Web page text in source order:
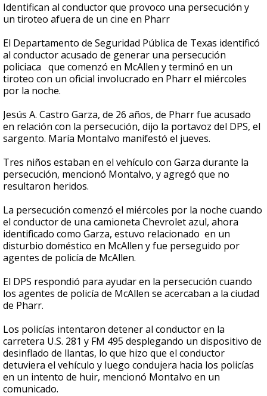
Identifican al conductor que provoco una persecución y
un tiroteo afuera de un cine en Pharr
El Departamento de Seguridad Pública de Texas identificó
al conductor acusado de generar una persecución
policiaca que comenzó en McAllen y terminó en un
tiroteo con un oficial involucrado en Pharr el miércoles
por la noche.
Jesús A. Castro Garza, de 26 años, de Pharr fue acusado
en relación con la persecución, dijo la portavoz del DPS, el
sargento. María Montalvo manifestó el jueves.
Tres niños estaban en el vehículo con Garza durante la
persecución, mencionó Montalvo, y agregó que no
resultaron heridos.
La persecución comenzó el miércoles por la noche cuando
el conductor de una camioneta Chevrolet azul, ahora
identificado como Garza, estuvo relacionado en un
disturbio doméstico en McAllen y fue perseguido por
agentes de policía de McAllen.
El DPS respondió para ayudar en la persecución cuando
los agentes de policía de McAllen se acercaban a la ciudad
de Pharr.
Los policías intentaron detener al conductor en la
carretera U.S. 281 y FM 495 desplegando un dispositivo de
desinflado de llantas, lo que hizo que el conductor
detuviera el vehículo y luego condujera hacia los policías
en un intento de huir, mencionó Montalvo en un
comunicado.